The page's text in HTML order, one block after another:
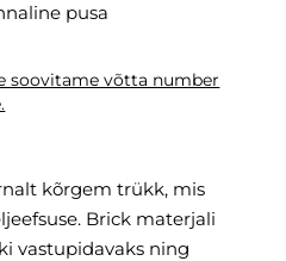
pusa
soovitame võtta number
kõrgem trükk, mis
Brick materjali
vastupidavaks ning